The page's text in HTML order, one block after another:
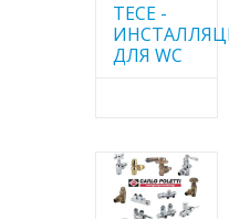
TECE -
ДЛЯ WC